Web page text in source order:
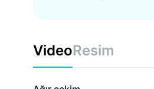
VideoResim
205,4 B